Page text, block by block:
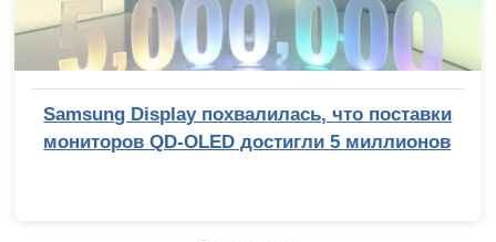
Samsung Display похвалилась, что поставки
мониторов QD-OLED достигли 5 миллионов